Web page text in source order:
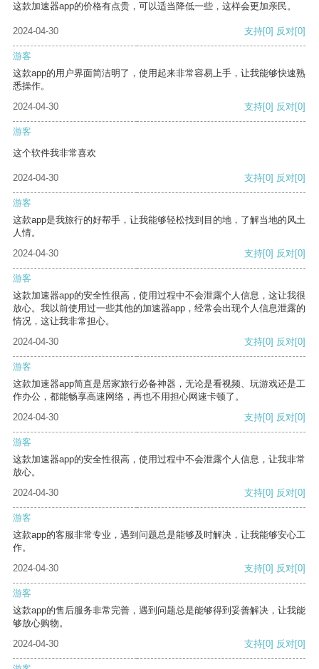
这款加速器app的价格有点贵，可以适当降低一些，这样会更加亲民。
2024-04-30 支持[0] 反对[0]
游客
这款app的用户界面简洁明了，使用起来非常容易上手，让我能够快速熟
悉操作。
2024-04-30
支持[0] 反对[0]
游客
这个软件我非常喜欢
2024-04-30 支持[0] 反对[0]
游客
这款app是我旅行的好帮手，让我能够轻松找到目的地，了解当地的风土
人情。
2024-04-30
支持[0] 反对[0]
游客
这款加速器app的安全性很高，使用过程中不会泄露个人信息，这让我很
放心。我以前使用过一些其他的加速器app，经常会出现个人信息泄露的
情况，这让我非常担心。
2024-04-30
支持[0] 反对[0]
游客
这款加速器app简直是居家旅行必备神器，无论是看视频、玩游戏还是工
作办公，都能畅享高速网络，再也不用担心网速卡顿了。
2024-04-30
支持[0] 反对[0]
游客
这款加速器app的安全性很高，使用过程中不会泄露个人信息，让我非常
放心。
2024-04-30
支持[0] 反对[0]
游客
这款app的客服非常专业，遇到问题总是能够及时解决，让我能够安心工
作。
2024-04-30
支持[0] 反对[0]
游客
这款app的售后服务非常完善，遇到问题总是能够得到妥善解决，让我能
够放心购物。
2024-04-30
支持[0] 反对[0]